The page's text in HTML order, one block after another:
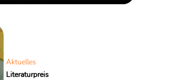
Aktuelles
Literaturpreis